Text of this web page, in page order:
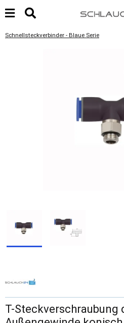
Schnellsteckverbinder - Blaue Serie
T-Steckverschraubung